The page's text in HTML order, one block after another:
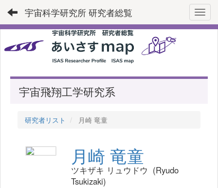
宇宙科学研究所 研究者総覧
宇宙飛翔工学研究系
研究者リスト 月崎 竜童
月崎 竜童
ツキザキ リュウドウ (Ryudo
Tsukizaki)